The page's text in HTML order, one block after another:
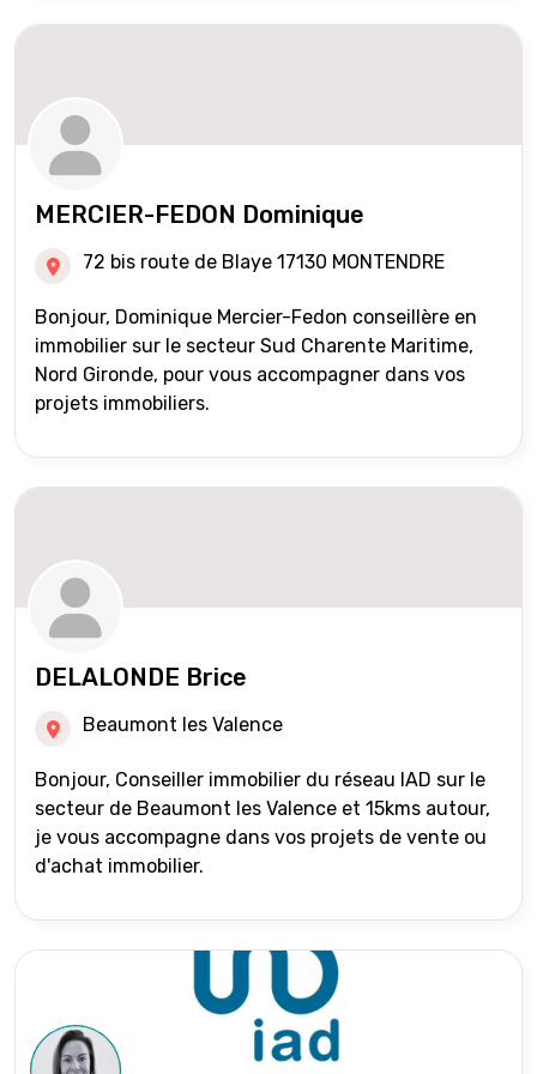
MERCIER-FEDON Dominique
72 bis route de Blaye 17130 MONTENDRE
Bonjour, Dominique Mercier-Fedon conseillère en
immobilier sur le secteur Sud Charente Maritime,
Nord Gironde, pour vous accompagner dans vos
projets immobiliers.
DELALONDE Brice
Beaumont les Valence
Bonjour, Conseiller immobilier du réseau IAD sur le
secteur de Beaumont les Valence et 15kms autour,
je vous accompagne dans vos projets de vente ou
d'achat immobilier.